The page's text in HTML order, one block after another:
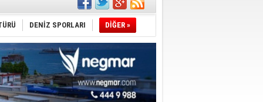
oldu
DENİZ SPORLARI DİĞER »